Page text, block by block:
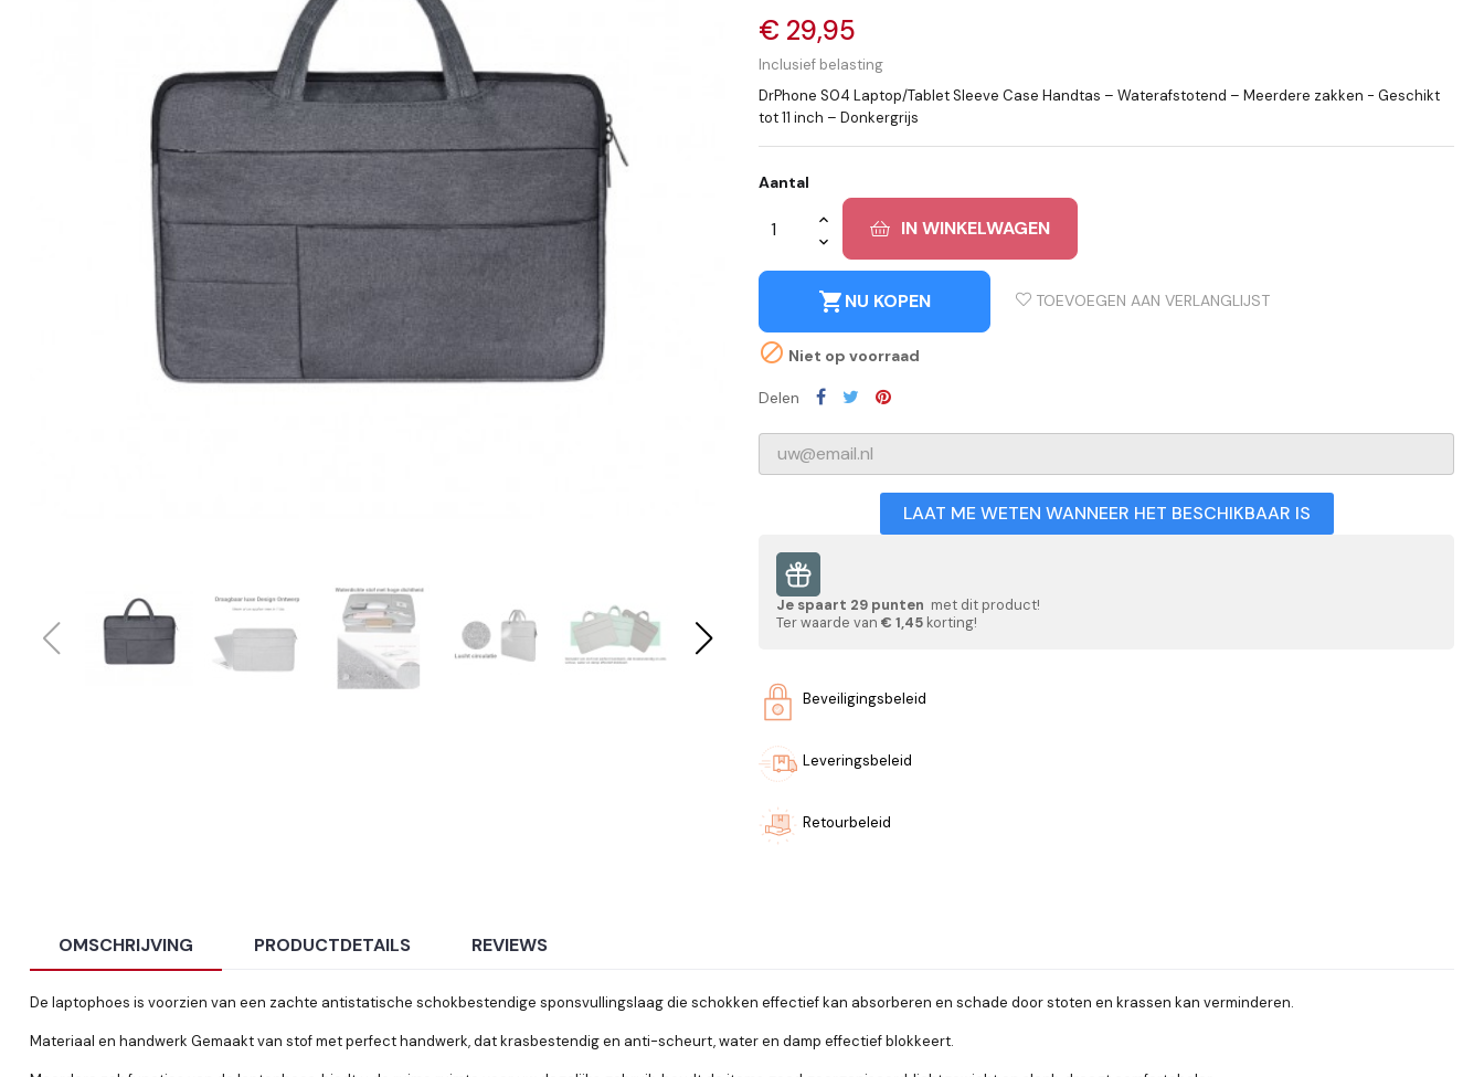
€ 29,95
Inclusief belasting
DrPhone S04 Laptop/Tablet Sleeve Case Handtas – Waterafstotend – Meerdere zakken - Geschikt
tot 11 inch – Donkergrijs
Aantal
IN WINKELWAGEN
shopping_cartNU KOPEN TOEVOEGEN AAN VERLANGLIJST
 Niet op voorraad
Delen
LAAT ME WETEN WANNEER HET BESCHIKBAAR IS
Je spaart 29 punten met dit product!
Ter waarde van € 1,45 korting!
Beveiligingsbeleid
Leveringsbeleid
Retourbeleid
OMSCHRIJVING PRODUCTDETAILS REVIEWS
De laptophoes is voorzien van een zachte antistatische schokbestendige sponsvullingslaag die schokken effectief kan absorberen en schade door stoten en krassen kan verminderen.
Materiaal en handwerk Gemaakt van stof met perfect handwerk, dat krasbestendig en anti-scheurt, water en damp effectief blokkeert.